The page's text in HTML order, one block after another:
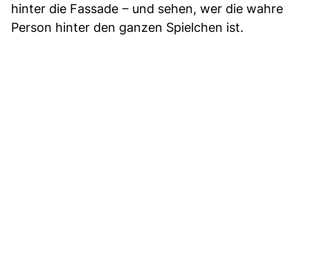
hinter die Fassade ‒ und sehen, wer die wahre
Person hinter den ganzen Spielchen ist.